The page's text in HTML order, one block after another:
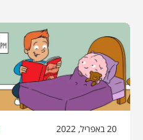
20 באפריל, 2022